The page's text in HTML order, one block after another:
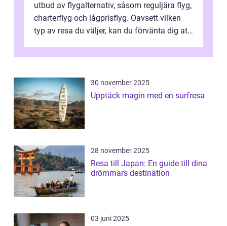
utbud av flygalternativ, såsom reguljära flyg,
charterflyg och lågprisflyg. Oavsett vilken
typ av resa du väljer, kan du förvänta dig att
30 november 2025
Upptäck magin med en surfresa
28 november 2025
Resa till Japan: En guide till dina
drömmars destination
03 juni 2025